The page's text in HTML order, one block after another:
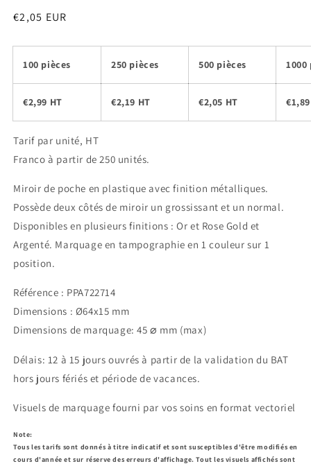
Prix
€2,05 EUR
100 pièces 250 pièces 500 pièces 1000
€2,99 HT €2,19 HT €2,05 HT
Tarif par unité, HT
Franco à partir de 250 unités.
Miroir de poche en plastique avec finition métalliques.
Possède deux côtés de miroir un grossissant et un normal.
Disponibles en plusieurs finitions : Or et Rose Gold et
Argenté. Marquage en tampographie en 1 couleur sur 1
position.
Référence : PPA722714
Dimensions : Ø64x15 mm
Dimensions de marquage: 45⌀ mm (max)
Délais: 12 à 15 jours ouvrés à partir de la validation du BAT
hors jours fériés et période de vacances.
Visuels de marquage fourni par vos soins en format vectoriel
Note:
Tous les tarifs sont donnés à titre indicatif et sont susceptibles d'être modifiés en
cours d'année et sur réserve des erreurs d'affichage. Tout les visuels affichés sont